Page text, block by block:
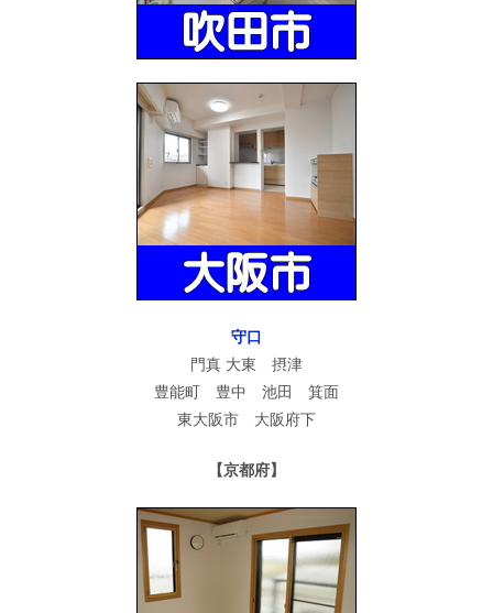
守口
門真 大東 摂津
豊能町 豊中 池田 箕面
東大阪市 大阪府下
【京都府】